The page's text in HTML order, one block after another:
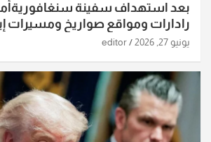
بعد استهداف سفينة
رادارات ومواقع صواريخ ومسيرات
الساعات الماضية
يونيو 27, 2026 editor